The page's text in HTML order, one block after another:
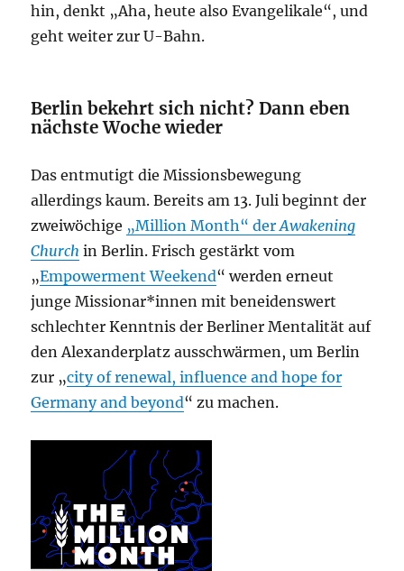
hin, denkt „Aha, heute also Evangelikale“, und
geht weiter zur U-Bahn.
Berlin bekehrt sich nicht? Dann eben
nächste Woche wieder
Das entmutigt die Missionsbewegung
allerdings kaum. Bereits am 13. Juli beginnt der
zweiwöchige „Million Month“ derAwakening
Church in Berlin. Frisch gestärkt vom
„Empowerment Weekend“ werden erneut
junge Missionar*innen mit beneidenswert
schlechter Kenntnis der Berliner Mentalität auf
den Alexanderplatz ausschwärmen, um Berlin
zur „city of renewal, influence and hope for
Germany and beyond“ zu machen.